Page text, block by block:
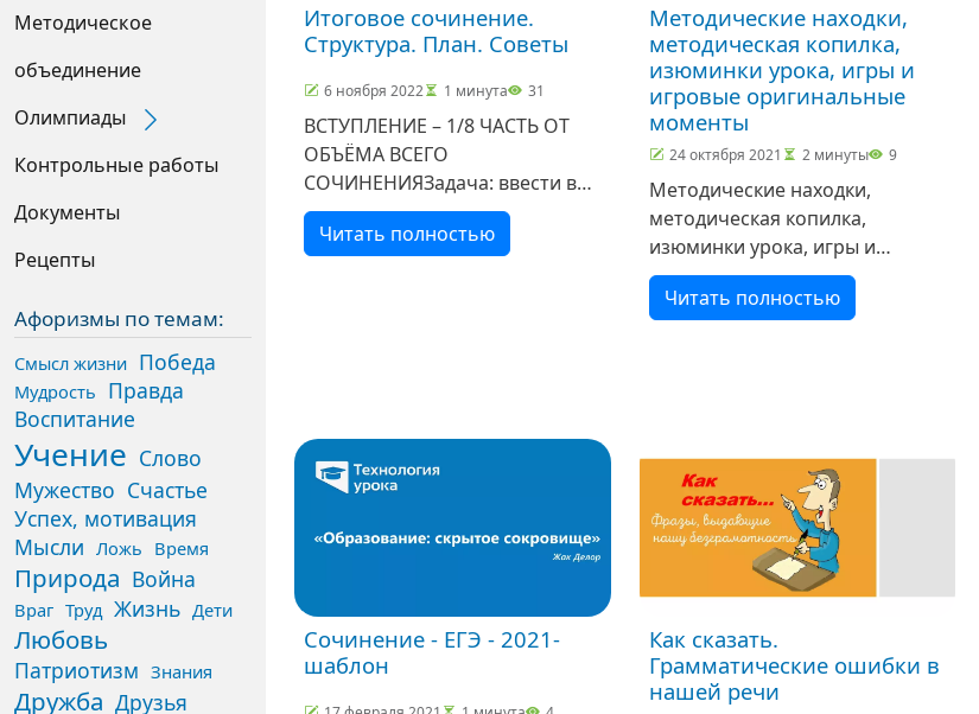
Итоговое сочинение.
Структура. План. Советы
6 ноября 2022 1 минута 31
ВСТУПЛЕНИЕ – 1/8 ЧАСТЬ ОТ
ОБЪЁМА ВСЕГО
СОЧИНЕНИЯЗадача: ввести в
тему, подготовить читателя к
понимания замысла работы.
Читать полностью
Методические находки,
методическая копилка,
изюминки урока, игры и
игровые оригинальные
моменты
24 октября 2021 2 минуты 9
Методические находки,
методическая копилка,
изюминки урока, игры и
игровые оригинальные
моменты – всё это делает урок
Читать полностью
Сочинение - ЕГЭ - 2021-
шаблон
Как сказать.
Грамматические ошибки в
нашей речи
Методическое
объединение
Олимпиады
Expand Secondary Navigation Menu
Контрольные работы
Документы
Рецепты
Афоризмы по темам:
Смысл жизни Победа
Мудрость Правда
Воспитание
Учение Слово
Мужество Счастье
Успех, мотивация
Мысли Ложь Время
Природа Война
Враг Труд Жизнь Дети
Любовь
Патриотизм Знания
Дружба Друзья